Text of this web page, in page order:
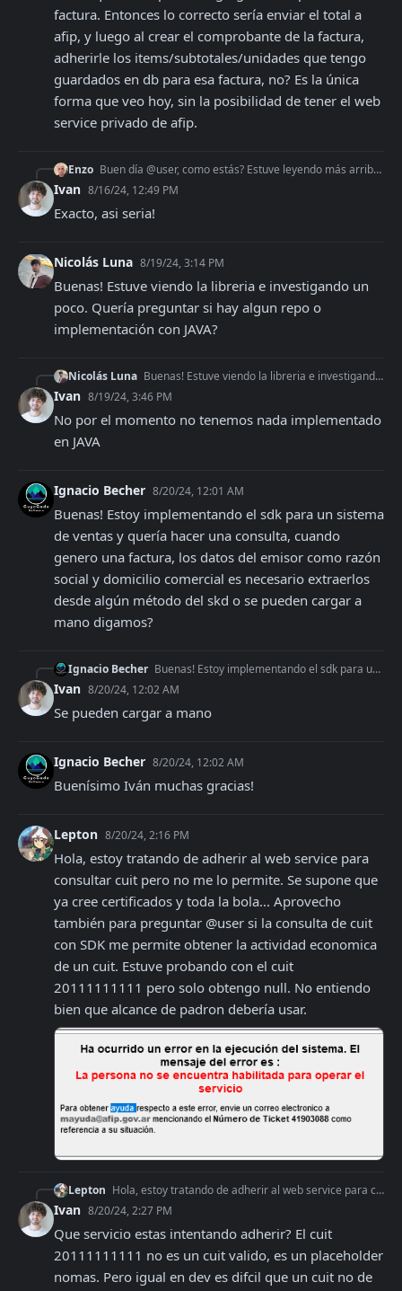
factura. Entonces lo correcto sería enviar el total a
afip, y luego al crear el comprobante de la factura,
adherirle los items/subtotales/unidades que tengo
guardados en db para esa factura, no? Es la única
forma que veo hoy, sin la posibilidad de tener el web
service privado de afip.
Enzo Buen día @user, como estás? Estuve leyendo más arriba que no se pueden agregar items para una factura. Entonces lo correcto sería enviar el total a afip, y lueg
Ivan 8/16/24, 12:49 PM
Exacto, asi seria!
Nicolás Luna 8/19/24, 3:14 PM
Buenas! Estuve viendo la libreria e investigando un
poco. Quería preguntar si hay algun repo o
implementación con JAVA?
Nicolás Luna Buenas! Estuve viendo la libreria e investigando un poco. Quería preguntar si hay algun repo o implementación con JAVA?
Ivan 8/19/24, 3:46 PM
No por el momento no tenemos nada implementado
en JAVA
Ignacio Becher 8/20/24, 12:01 AM
Buenas! Estoy implementando el sdk para un sistema
de ventas y quería hacer una consulta, cuando
genero una factura, los datos del emisor como razón
social y domicilio comercial es necesario extraerlos
desde algún método del skd o se pueden cargar a
mano digamos?
Ignacio Becher Buenas! Estoy implementando el sdk para un sistema de ventas y quería hacer una consulta, cuando genero una factura, los datos del emisor como razón social y do
Ivan 8/20/24, 12:02 AM
Se pueden cargar a mano
Ignacio Becher 8/20/24, 12:02 AM
Buenísimo Iván muchas gracias!
Lepton 8/20/24, 2:16 PM
Hola, estoy tratando de adherir al web service para
consultar cuit pero no me lo permite. Se supone que
ya cree certificados y toda la bola... Aprovecho
también para preguntar @user si la consulta de cuit
con SDK me permite obtener la actividad economica
de un cuit. Estuve probando con el cuit
20111111111 pero solo obtengo null. No entiendo
bien que alcance de padron debería usar.
Lepton Hola, estoy tratando de adherir al web service para consultar cuit pero no me lo permite. Se supone que ya cree certificados y toda la bola... Aprovecho también
Ivan 8/20/24, 2:27 PM
Que servicio estas intentando adherir? El cuit
20111111111 no es un cuit valido, es un placeholder
nomas. Pero igual en dev es difcil que un cuit no de